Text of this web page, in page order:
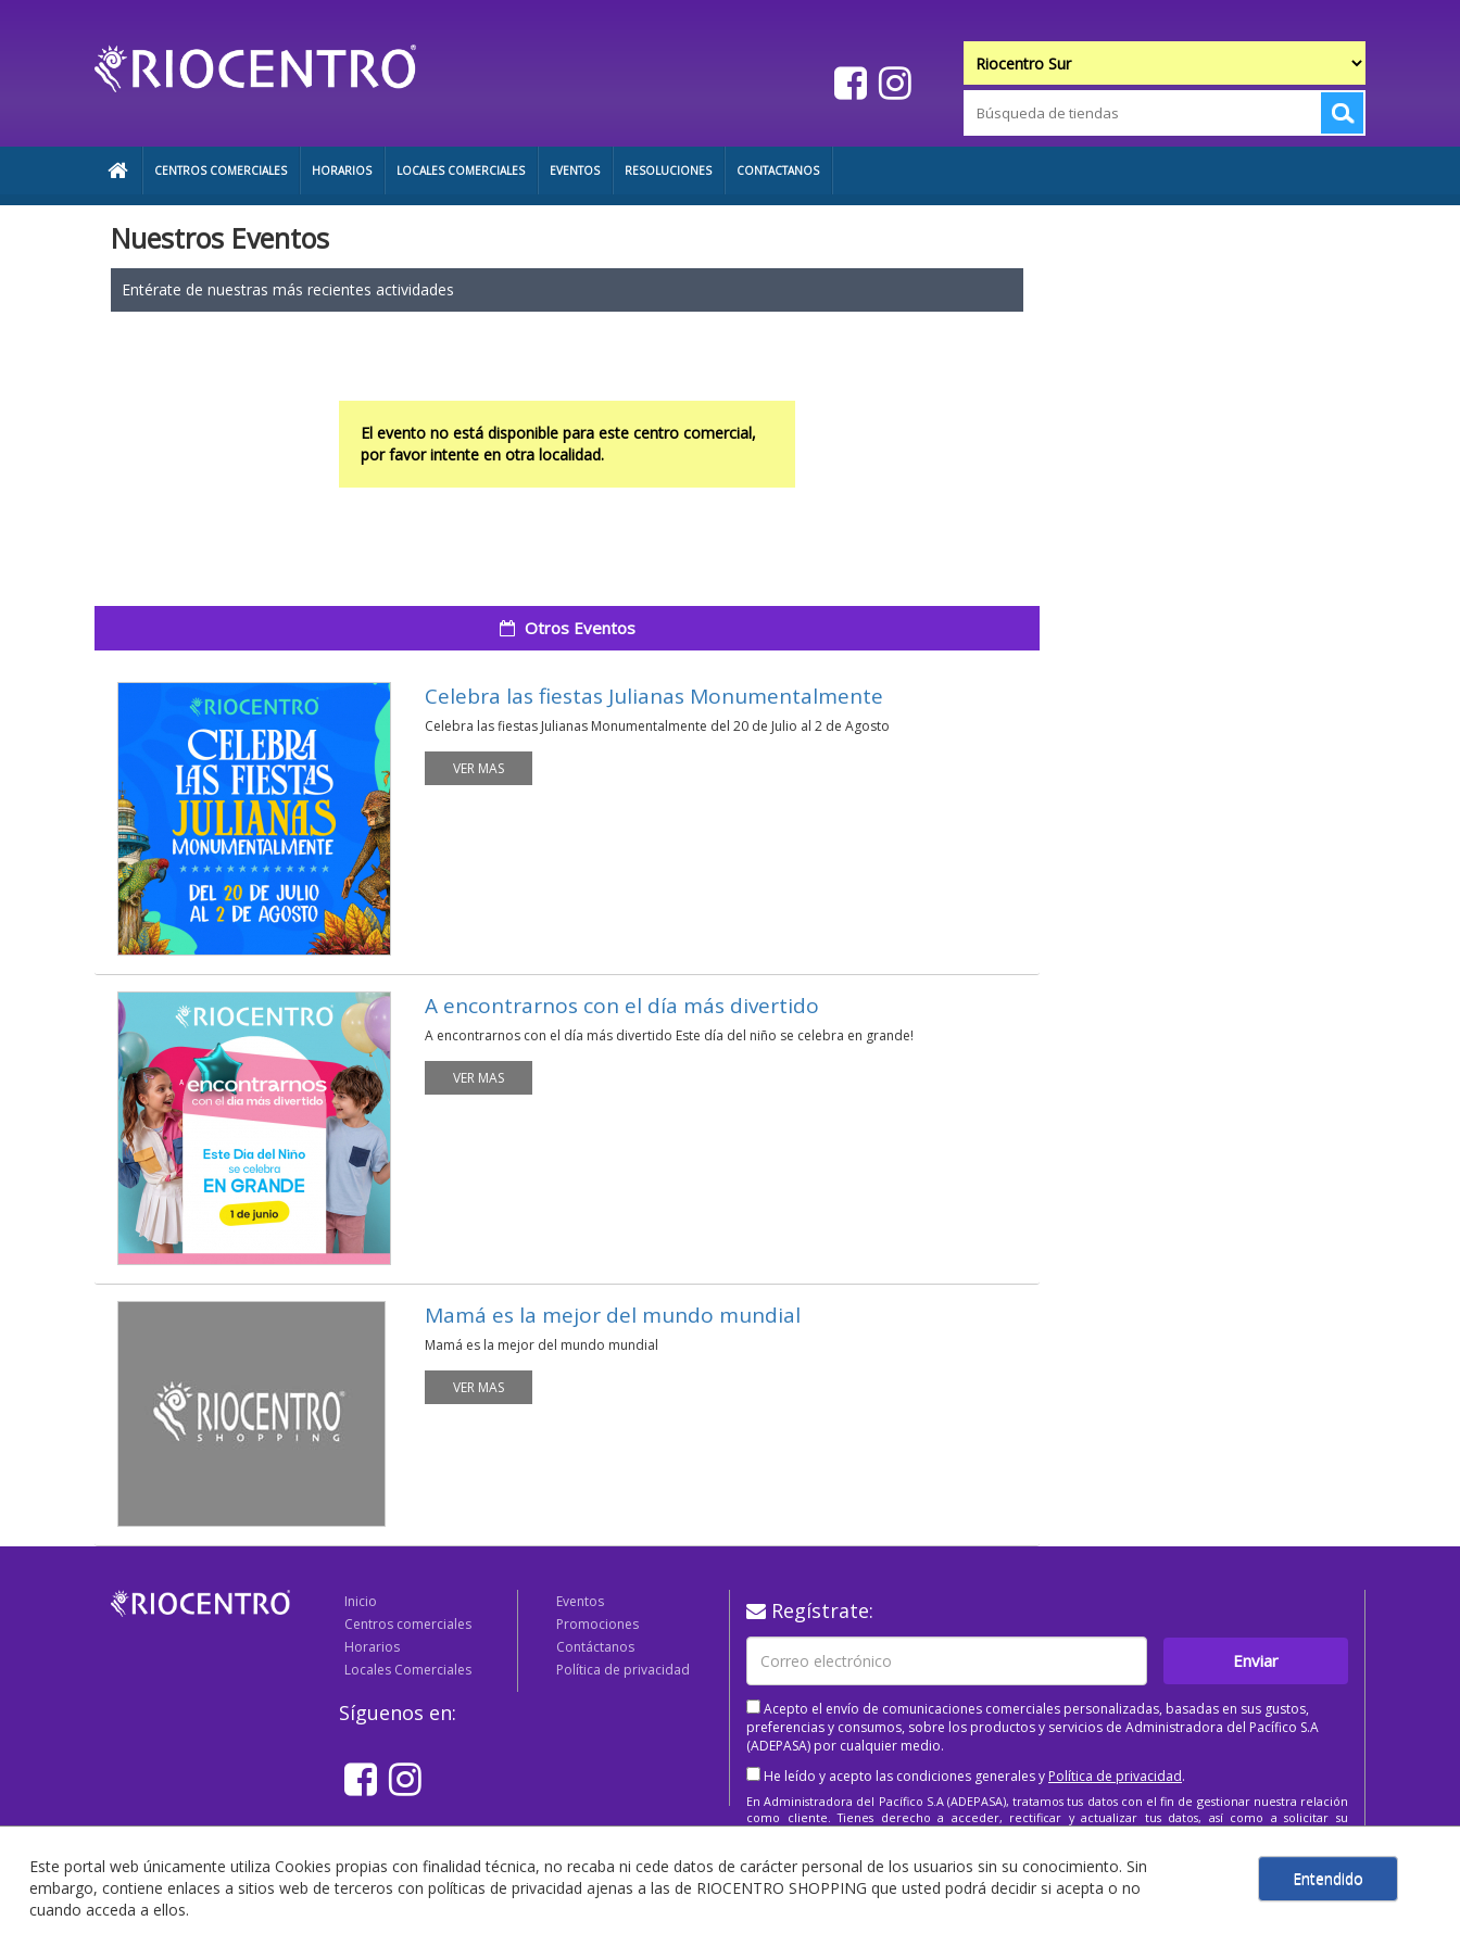
CENTROS COMERCIALES HORARIOS LOCALES COMERCIALES EVENTOS RESOLUCIONES CONTACTANOS
Nuestros Eventos
Entérate de nuestras más recientes actividades
El evento no está disponible para este centro comercial,
por favor intente en otra localidad.
Otros Eventos
Celebra las fiestas Julianas Monumentalmente
Celebra las fiestas Julianas Monumentalmente del 20 de Julio al 2 de Agosto
VER MAS
A encontrarnos con el día más divertido
A encontrarnos con el día más divertido Este día del niño se celebra en grande!
VER MAS
Mamá es la mejor del mundo mundial
Mamá es la mejor del mundo mundial
VER MAS
Inicio
Centros comerciales
Horarios
Locales Comerciales
Eventos
Promociones
Contáctanos
Política de privacidad
Síguenos en:
Regístrate:
Enviar
Acepto el envío de comunicaciones comerciales personalizadas, basadas en sus gustos,
preferencias y consumos, sobre los productos y servicios de Administradora del Pacífico S.A
(ADEPASA) por cualquier medio.
He leído y acepto las condiciones generales y Política de privacidad.
En Administradora del Pacífico S.A (ADEPASA), tratamos tus datos con el fin de gestionar nuestra relación
como cliente. Tienes derecho a acceder, rectificar y actualizar tus datos, así como a solicitar su
Este portal web únicamente utiliza Cookies propias con finalidad técnica, no recaba ni cede datos de carácter personal de los usuarios sin su conocimiento. Sin
embargo, contiene enlaces a sitios web de terceros con políticas de privacidad ajenas a las de RIOCENTRO SHOPPING que usted podrá decidir si acepta o no
cuando acceda a ellos.
Entendido